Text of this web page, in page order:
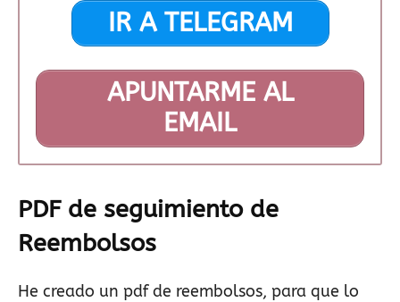
IR A TELEGRAM
APUNTARME AL
EMAIL
PDF de seguimiento de
Reembolsos
He creado un pdf de reembolsos, para que lo